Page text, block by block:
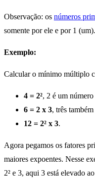
Observação: os números
somente por ele e por 1 (um).
Exemplo:
Calcular o mínimo múltiplo
4 = 2², 2 é um
6 = 2 x 3, três
12 = 2² x 3.
Agora pegamos os fatores
maiores expoentes. Nesse
2² e 3, aqui 3 está elevado